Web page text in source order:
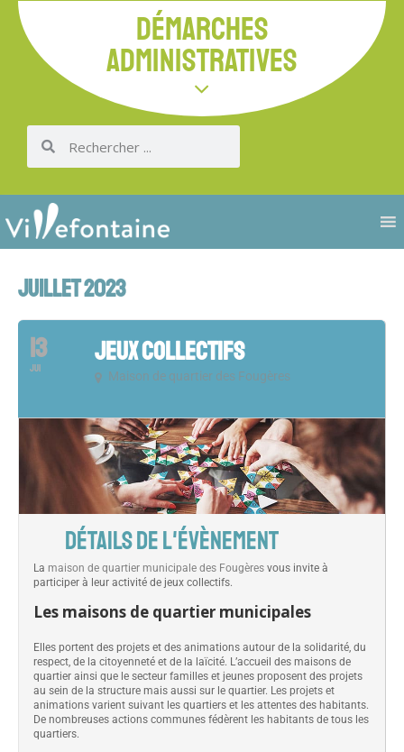
DÉMARCHES
ADMINISTRATIVES
JUILLET 2023
13
JUI
JEUX COLLECTIFS
Maison de quartier des Fougères
DÉTAILS DE L'ÉVÈNEMENT
La maison de quartier municipale des Fougères vous invite à
participer à leur activité de jeux collectifs.
Les maisons de quartier municipales
Elles portent des projets et des animations autour de la solidarité, du
respect, de la citoyenneté et de la laïcité. L’accueil des maisons de
quartier ainsi que le secteur familles et jeunes proposent des projets
au sein de la structure mais aussi sur le quartier. Les projets et
animations varient suivant les quartiers et les attentes des habitants.
De nombreuses actions communes fédèrent les habitants de tous les
quartiers.